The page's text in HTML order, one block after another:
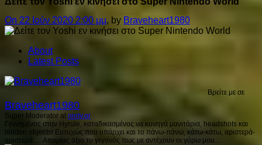
On 22 Ιούν 2020 2:00 μμ, by Braveheart1980
About
Latest Posts
Βρείτε με σε
Braveheart1980
Super Moderator at ninty.gr
Γεννημένος στην Hyrule, καταδικασμένος να κυνηγά μανιτάρια, headshots και
hidden objects! Ευτυχώς που υπάρχει και το πάνω-πάνω, κάτω-κάτω, αριστερά-
αριστερά .... Απορίας άξιο το γεγονός πως με αντέχουν οι γύρω μου...